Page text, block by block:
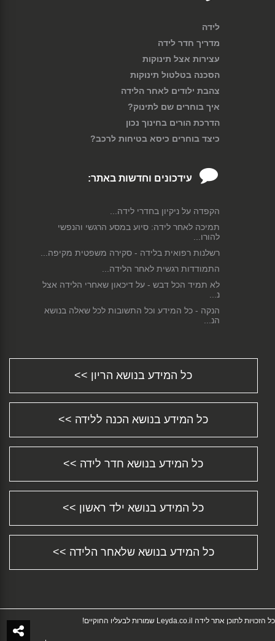
לידה
מדריך חדר לידה
עצירות אצל תינוקות
הסכנה בטלטול תינוקות
צהבת ילודים לאחר הלידה
איך בוחרים שם לתינוק?
הדרכת הורים בחינוך נכון
כיצד בוחרים כיסא בטיחות לרכב?
עידכונים וחדשות באתר:
הקפדה על ניקיון בחדרי לידה...
תמיכה לאחר לידה: סיוע במסע הרגשי והנפשי
להורו...
רשלנות רפואית בלידה - סקירה משפטית מקיפה...
התמודדות רגשית לאחר הלידה...
לא תמיד הכל דבש - על דיכאון שאחרי הלידה אצל
נ...
הנקה - כל המידע וכל התשובות לכל שאלה בנושא
הנ...
ש...
התינוק סובל מעצירות? חשוב להבין מדוע ומה
הגיע שלך הזמן לחזור לעבודה?...
התפתחות תינוקות - צעד אחר צעד...
מידע על סיבוכים אפשריים במהלך הלידה...
מושב בטיחות לרכב Car Safety Seat...
איך בוחרים שם לתינוק? טיפים ורעיונות טובים......
התינוק שלך נולד שעיר? לא נורא......
ו...
כל המידע בנושא הריון >>
כל המידע בנושא הכנה ללידה >>
כל המידע בנושא חדר לידה >>
כל המידע בנושא ילד ראשון >>
כל המידע בנושא שלאחר הלידה >>
כל הזכויות לתוכן אתר לידה Leyda.co.il שמורות לבעליו החוקיים!